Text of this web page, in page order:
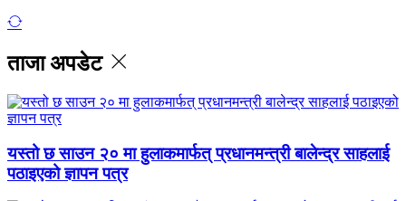
ताजा अपडेट
यस्तो छ साउन २० मा हुलाकमार्फत् प्रधानमन्त्री बालेन्द्र साहलाई
पठाइएको ज्ञापन पत्र